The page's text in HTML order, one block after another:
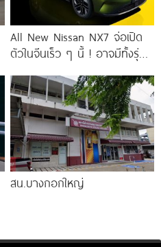
All New Nissan NX7 จ่อเปิด
ตัวในจีนเร็ว ๆ นี้ ! อาจมีทั้งรุ่น
สน.บางกอกใหญ่